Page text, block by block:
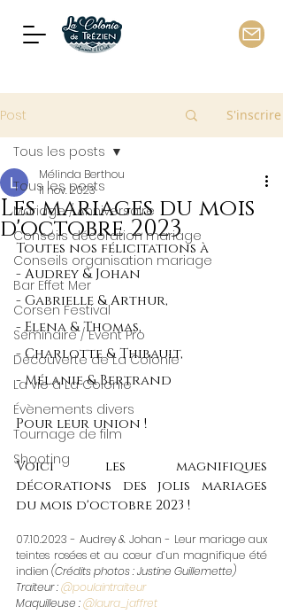
Post S'inscrire
Tous les posts
Mariage / Anniversaire
Conseils décoration mariage
Conseils organisation mariage
Bar Effet Mer
Corsen Festival
Séminaire / Event Pro
Découverte de La Colonie
La vie à La Colonie
Évènements divers
Tournage de film
Shooting
Tous les posts
Les mariages du mois
d'octobre 2023
Mélinda Berthou
11 nov. 2023
Toutes nos félicitations à
- Audrey & Johan
- Gabrielle & Arthur,
- Elena & Thomas,
- Charlotte & Thibault,
- Mélanie & Bertrand
Pour leur union !
Voici les magnifiques
décorations des jolis mariages
du mois d'octobre 2023 !
07.10.2023 - Audrey & Johan - Leur mariage aux
teintes rosées et au cœur d’un magnifique été
indien (Crédits photos : Justine Guillemette)
Traiteur : @poulaintraiteur
Maquilleuse : @laura_jaffret